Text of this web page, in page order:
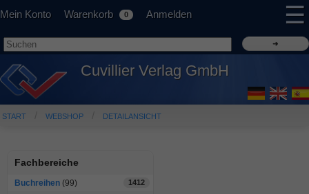
Mein Konto Warenkorb 0 Anmelden ☰
Cuvillier Verlag GmbH
START WEBSHOP DETAILANSICHT
Fachbereiche
Buchreihen (99) 1412